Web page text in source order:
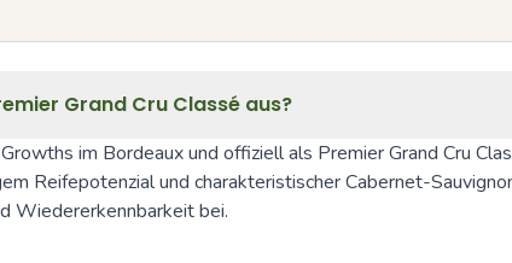
Grand Cru Classé aus?
im Bordeaux und offiziell als Premier Grand Cru
Reifepotenzial und charakteristischer Cabernet-
Wiedererkennbarkeit bei.